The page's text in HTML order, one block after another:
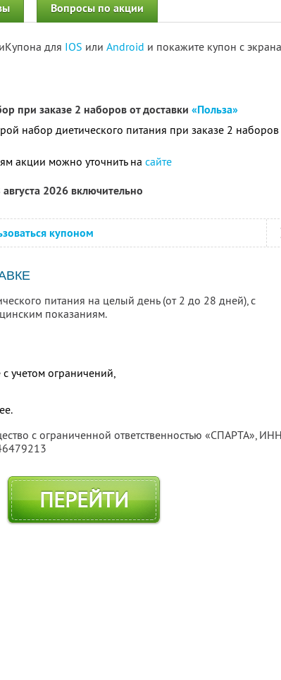
Вопросы по акции
для IOS или Android и покажите купон с экрана
при заказе 2 наборов от доставки «Польза»
набор диетического питания при заказе 2
акции можно уточнить на сайте
2026 включительно
купоном
питания на целый день (от 2 до 28 дней), с
показаниям.
учетом ограничений,
с ограниченной ответственностью «СПАРТА», ИНН
ПЕРЕЙТИ